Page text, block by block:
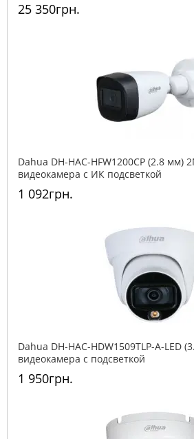
25 350грн.
Dahua DH-HAC-HFW1200CP (2.8 мм)
видеокамера c ИК подсветкой
1 092грн.
Dahua DH-HAC-HDW1509TLP-A-LED
видеокамера с подсветкой
1 950грн.